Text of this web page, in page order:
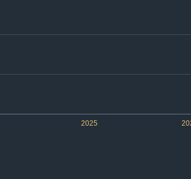
2025